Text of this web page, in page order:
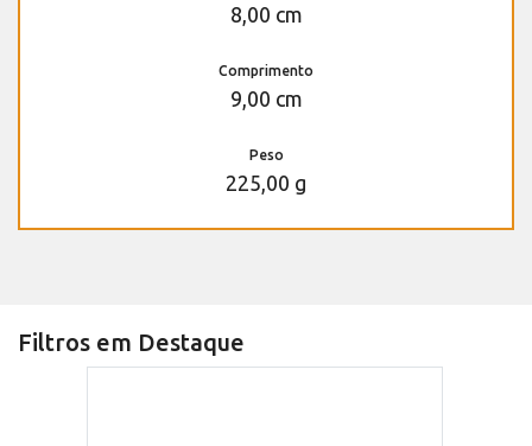
8,00 cm
Comprimento
9,00 cm
Peso
225,00 g
Filtros em Destaque